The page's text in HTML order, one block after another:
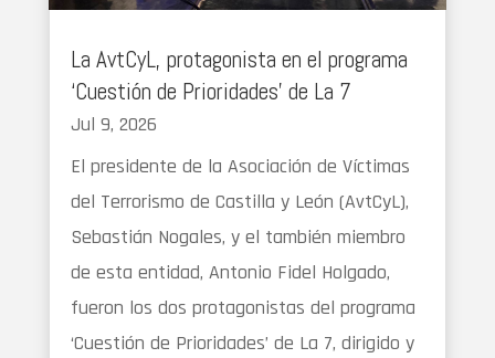
La AvtCyL, protagonista en el programa
‘Cuestión de Prioridades’ de La 7
Jul 9, 2026
El presidente de la Asociación de Víctimas
del Terrorismo de Castilla y León (AvtCyL),
Sebastián Nogales, y el también miembro
de esta entidad, Antonio Fidel Holgado,
fueron los dos protagonistas del programa
‘Cuestión de Prioridades’ de La 7, dirigido y